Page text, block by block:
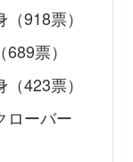
918票）
票）
423票）
ローバー